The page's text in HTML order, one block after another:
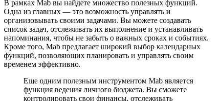
В рамках Mab вы найдете множество полезных функций.
Одна из главных — это возможность управлять и
организовывать своими задачами. Вы можете создавать
список задач, отслеживать их выполнение и устанавливать
напоминания, чтобы не забыть о важных сроках и событиях.
Кроме того, Mab предлагает широкий выбор календарных
функций, позволяющих планировать и управлять своим
временем эффективно.
Еще одним полезным инструментом Mab является
функция ведения личного бюджета. Вы сможете
контролировать свои финансы, отслеживать